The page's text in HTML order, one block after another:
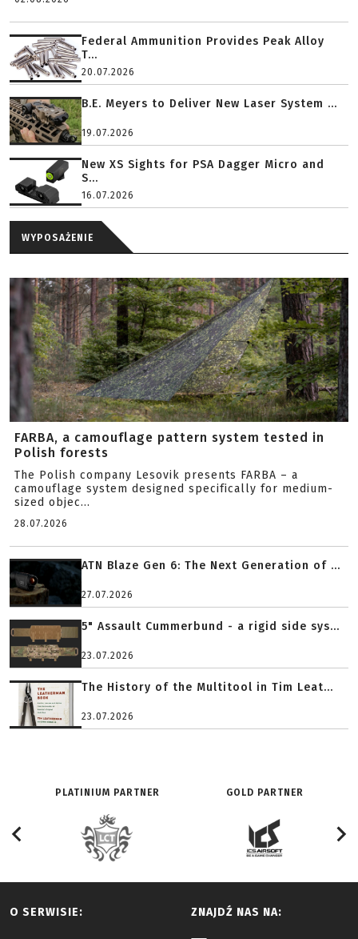
Federal Ammunition Provides Peak Alloy
T...
20.07.2026
B.E. Meyers to Deliver New Laser System ...
19.07.2026
New XS Sights for PSA Dagger Micro and
S...
16.07.2026
WYPOSAŻENIE
FARBA, a camouflage pattern system tested in
Polish forests
The Polish company Lesovik presents FARBA – a
camouflage system designed specifically for medium-
sized objec...
28.07.2026
ATN Blaze Gen 6: The Next Generation of ...
27.07.2026
5" Assault Cummerbund - a rigid side sys...
23.07.2026
The History of the Multitool in Tim Leat...
23.07.2026
PLATINIUM PARTNER GOLD PARTNER
O SERWISIE: ZNAJDŹ NAS NA: